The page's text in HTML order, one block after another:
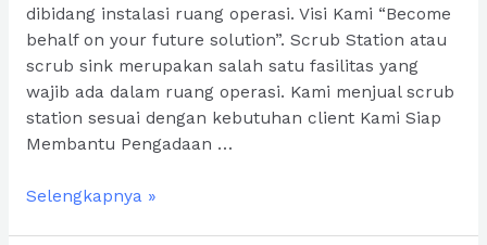
dibidang instalasi ruang operasi. Visi Kami “Become
behalf on your future solution”. Scrub Station atau
scrub sink merupakan salah satu fasilitas yang
wajib ada dalam ruang operasi. Kami menjual scrub
station sesuai dengan kebutuhan client Kami Siap
Membantu Pengadaan …
Distributor
Selengkapnya »